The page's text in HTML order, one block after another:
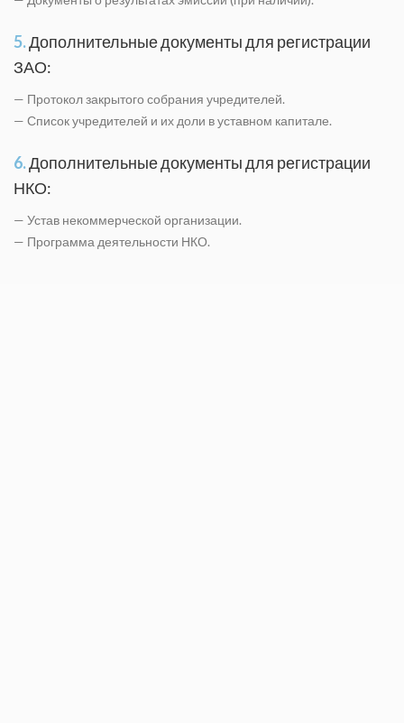
5.Дополнительные документы для регистрации
ЗАО:
— Протокол закрытого собрания учредителей.
— Список учредителей и их доли в уставном капитале.
6.Дополнительные документы для регистрации
НКО:
— Устав некоммерческой организации.
— Программа деятельности НКО.